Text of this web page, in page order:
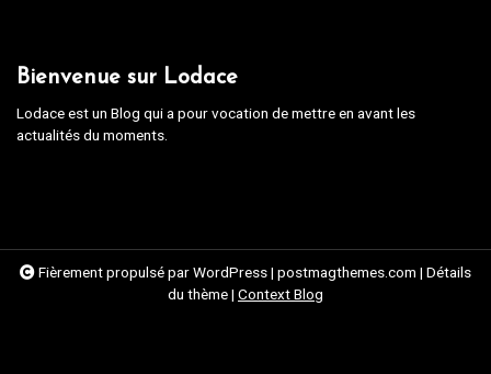
Bienvenue sur Lodace
Lodace est un Blog qui a pour vocation de mettre en avant les
actualités du moments.
Fièrement propulsé par WordPress| postmagthemes.com | Détails
du thème| Context Blog